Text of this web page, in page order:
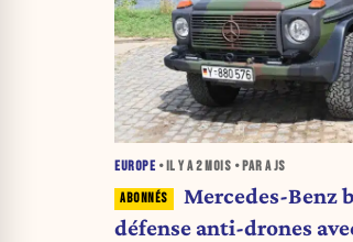
EUROPE • IL Y A2 MOIS • PAR A JS
Mercedes-Benz
défense anti-drones